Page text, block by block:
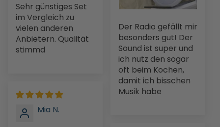
Der Radio gefällt mir
besonders gut! Der
Sound ist super und
ich nutz den sogar
oft beim Kochen,
damit ich bisschen
Musik habe
Sehr günstiges Set
im Vergleich zu
vielen anderen
Anbietern. Qualität
stimmd
Mia N.